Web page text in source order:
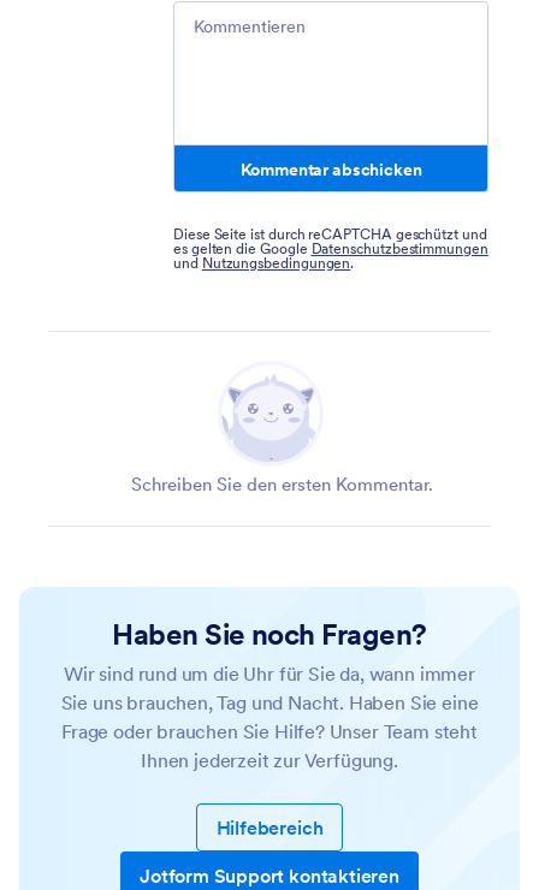
Kommentar abschicken
Diese Seite ist durch reCAPTCHA geschützt und
es gelten die Google Datenschutzbestimmungen
und Nutzungsbedingungen.
Schreiben Sie den ersten Kommentar.
Haben Sie noch Fragen?
Wir sind rund um die Uhr für Sie da, wann immer
Sie uns brauchen, Tag und Nacht. Haben Sie eine
Frage oder brauchen Sie Hilfe? Unser Team steht
Ihnen jederzeit zur Verfügung.
Hilfebereich
Jotform Support kontaktieren